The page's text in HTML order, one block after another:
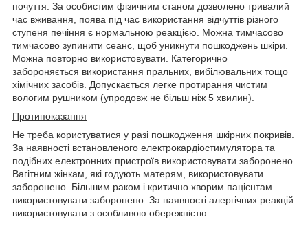
почуття. За особистим фізичним станом дозволено тривалий
час вживання, поява під час використання відчуттів різного
ступеня печіння є нормальною реакцією. Можна тимчасово
тимчасово зупинити сеанс, щоб уникнути пошкоджень шкіри.
Можна повторно використовувати. Категорично
забороняється використання пральних, вибілювальних тощо
хімічних засобів. Допускається легке протирання чистим
вологим рушником (упродовж не більш ніж 5 хвилин).
Протипоказання
Не треба користуватися у разі пошкодження шкірних покривів.
За наявності встановленого електрокардіостимулятора та
подібних електронних пристроїв використовувати заборонено.
Вагітним жінкам, які годують матерям, використовувати
заборонено. Більшим раком і критично хворим пацієнтам
використовувати заборонено. За наявності алергічних реакцій
використовувати з особливою обережністю.